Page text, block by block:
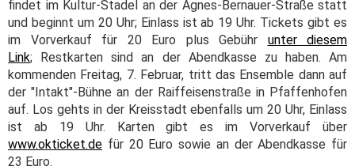
findet im Kultur-Stadel an der Agnes-Bernauer-Straße statt
und beginnt um 20 Uhr; Einlass ist ab 19 Uhr. Tickets gibt es
im Vorverkauf für 20 Euro plus Gebühr unter diesem
Link; Restkarten sind an der Abendkasse zu haben. Am
kommenden Freitag, 7. Februar, tritt das Ensemble dann auf
der "Intakt"-Bühne an der Raiffeisenstraße in Pfaffenhofen
auf. Los gehts in der Kreisstadt ebenfalls um 20 Uhr, Einlass
ist ab 19 Uhr. Karten gibt es im Vorverkauf über
www.okticket.de für 20 Euro sowie an der Abendkasse für
23 Euro.